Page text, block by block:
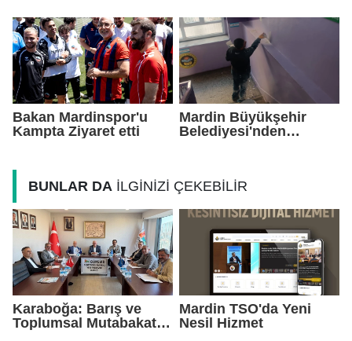
Taşıdı
Bakan Mardinspor'u
Kampta Ziyaret etti
Mardin Büyükşehir
Belediyesi'nden
BUNLAR DA İLGİNİZİ ÇEKEBİLİR
Karaboğa: Barış ve
Toplumsal Mutabakat
Mardin TSO'da Yeni
Nesil Hizmet